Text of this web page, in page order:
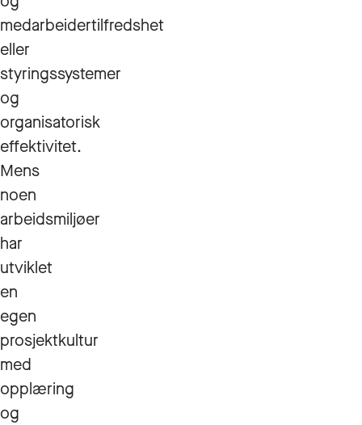
medarbeidertilfredshet
eller
styringssystemer
og
organisatorisk
effektivitet.
Mens
noen
arbeidsmiljøer
har
utviklet
en
egen
prosjektkultur
med
opplæring
og